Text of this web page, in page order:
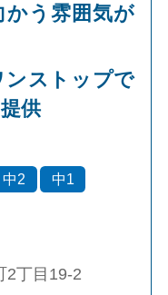
かう雰囲気が
ンストップで
供
中2 中1
2丁目19-2